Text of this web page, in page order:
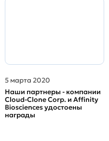
5 марта 2020
Наши партнеры - компании
Cloud-Clone Corp. и Affinity
Biosciences удостоены
награды